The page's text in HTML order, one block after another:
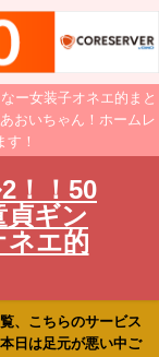
ー女装子オネエ的まと
おいちゃん！ホームレ
！
！！50
貞ギン
ネエ的
、こちらのサービス
日は足元が悪い中ご